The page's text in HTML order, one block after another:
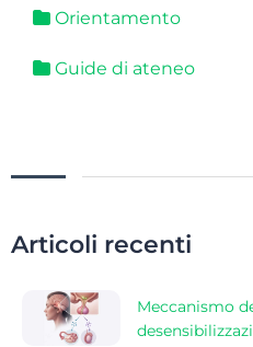
Orientamento
Guide di ateneo
Articoli recenti
Meccanismo